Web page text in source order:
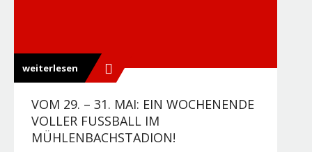
weiterlesen
VOM 29. – 31. MAI: EIN WOCHENENDE
VOLLER FUSSBALL IM M
ÜHLENBACHSTADION!